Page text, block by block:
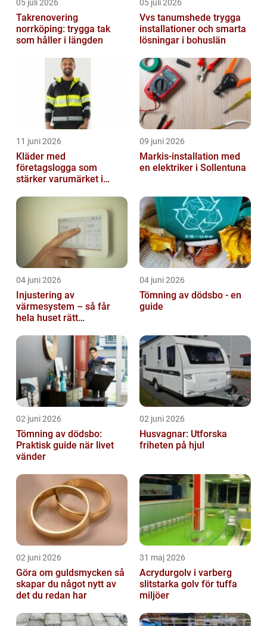
05 juli 2026
Takrenovering
norrköping: trygga tak
som håller i längden
05 juli 2026
Vvs tanumshede trygga
installationer och smarta
lösningar i bohuslän
11 juni 2026
Kläder med
företagslogga som
stärker varumärket i
09 juni 2026
Markis-installation med
en elektriker i Sollentuna
04 juni 2026
Injustering av
värmesystem – så får
hela huset rätt
04 juni 2026
Tömning av dödsbo - en
guide
02 juni 2026
Tömning av dödsbo:
Praktisk guide när livet
vänder
02 juni 2026
Husvagnar: Utforska
friheten på hjul
02 juni 2026
Göra om guldsmycken så
skapar du något nytt av
det du redan har
31 maj 2026
Acrydurgolv i varberg
slitstarka golv för tuffa
miljöer